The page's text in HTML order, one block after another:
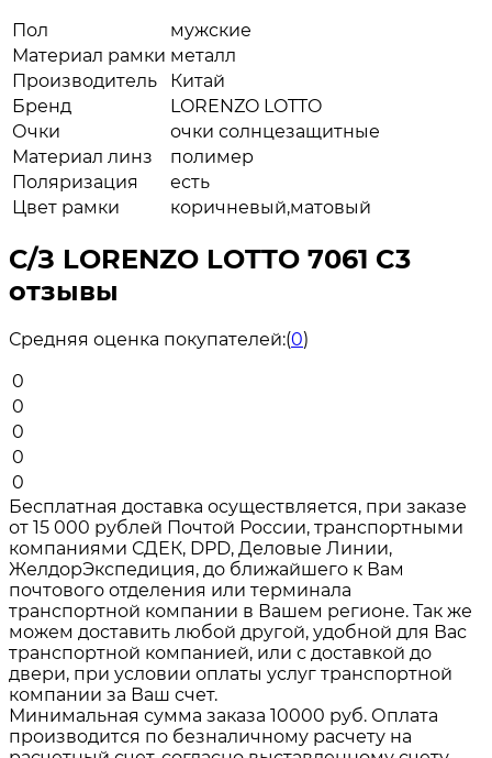
Пол
мужские
Материал рамки металл
Производитель
Китай
Бренд
LORENZO LOTTO
Очки
очки солнцезащитные
Материал линз
полимер
Поляризация
есть
Цвет рамки
коричневый,матовый
С/З LORENZO LOTTO 7061 C3
отзывы
Средняя оценка покупателей:(0)
0
0
0
0
0
Бесплатная доставка осуществляется, при заказе
от 15 000 рублей Почтой России, транспортными
компаниями СДЕК, DPD, Деловые Линии,
ЖелдорЭкспедиция, до ближайшего к Вам
почтового отделения или терминала
транспортной компании в Вашем регионе. Так же
можем доставить любой другой, удобной для Вас
транспортной компанией, или с доставкой до
двери, при условии оплаты услуг транспортной
компании за Ваш счет.
Минимальная сумма заказа 10000 руб. Оплата
производится по безналичному расчету на